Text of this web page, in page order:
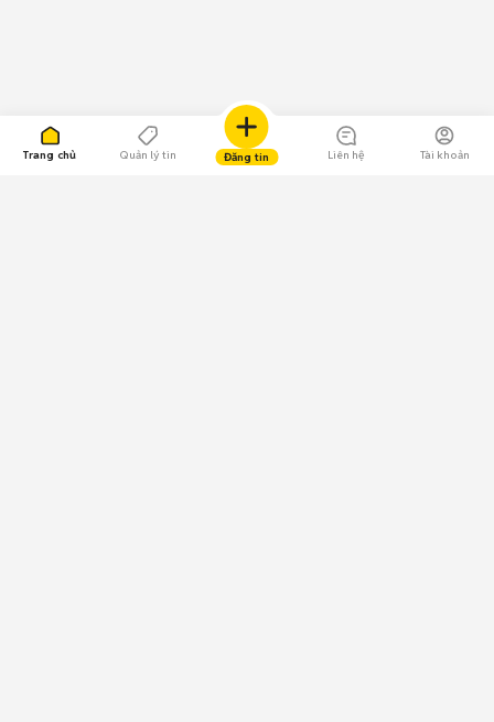
Trang chủ Quản lý tin Đăng tin Liên hệ Tài khoản